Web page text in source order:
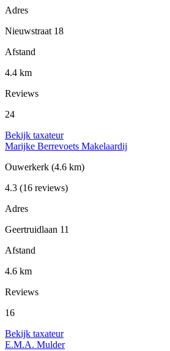
Adres
Nieuwstraat 18
Afstand
4.4 km
Reviews
24
Bekijk taxateur
Marijke Berrevoets Makelaardij
Ouwerkerk (4.6 km)
4.3 (16 reviews)
Adres
Geertruidlaan 11
Afstand
4.6 km
Reviews
16
Bekijk taxateur
E.M.A. Mulder